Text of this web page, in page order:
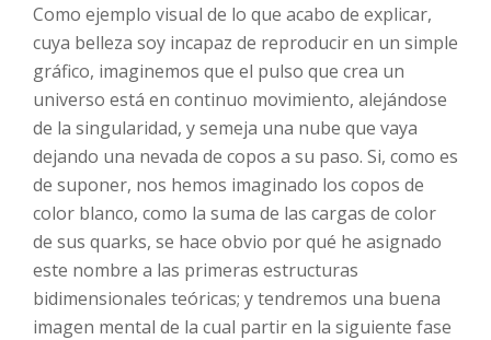
Como ejemplo visual de lo que acabo de explicar,
cuya belleza soy incapaz de reproducir en un simple
gráfico, imaginemos que el pulso que crea un
universo está en continuo movimiento, alejándose
de la singularidad, y semeja una nube que vaya
dejando una nevada de copos a su paso. Si, como es
de suponer, nos hemos imaginado los copos de
color blanco, como la suma de las cargas de color
de sus quarks, se hace obvio por qué he asignado
este nombre a las primeras estructuras
bidimensionales teóricas; y tendremos una buena
imagen mental de la cual partir en la siguiente fase